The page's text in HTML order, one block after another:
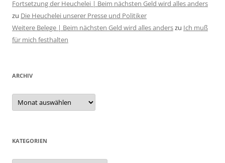
Fortsetzung der Heuchelei | Beim nächsten Geld wird alles anders
zu Die Heuchelei unserer Presse und Politiker
Weitere Belege | Beim nächsten Geld wird alles anderszu Ich muß
für mich festhalten
ARCHIV
Archiv
KATEGORIEN